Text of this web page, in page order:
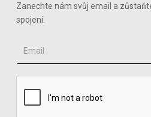
Zanechte nám svůj email a
spojení.